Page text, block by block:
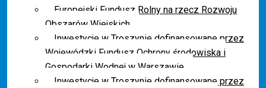
Europejski Fundusz Rolny na rzecz Rozwoju
Obszarów Wiejskich
Inwestycje w Troszynie dofinansowane przez
Wojewódzki Fundusz Ochrony środowiska i
Gospodarki Wodnej w Warszawie
Inwestycje w Troszynie dofinansowane przez